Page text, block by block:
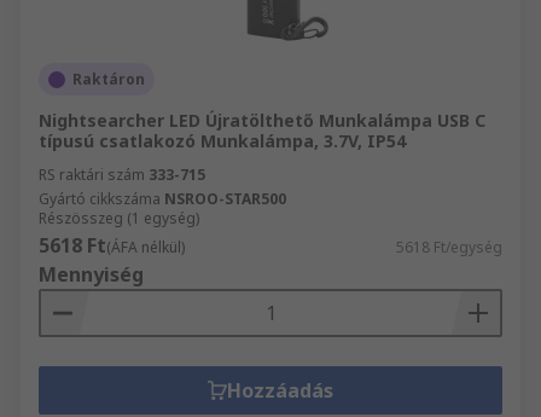
Raktáron
Nightsearcher LED Újratölthető Munkalámpa USB C
típusú csatlakozó Munkalámpa, 3.7V, IP54
RS raktári szám 333-715
Gyártó cikkszáma NSROO-STAR500
Részösszeg (1 egység)
5618 Ft(ÁFA nélkül) 5618 Ft/egység
Mennyiség
Hozzáadás